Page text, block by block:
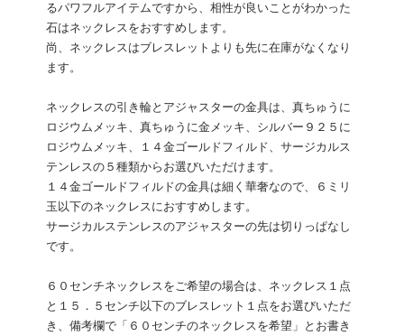
るパワフルアイテムですから、相性が良いことがわかった
石はネックレスをおすすめします。
尚、ネックレスはブレスレットよりも先に在庫がなくなり
ます。
ネックレスの引き輪とアジャスターの金具は、真ちゅうに
ロジウムメッキ、真ちゅうに金メッキ、シルバー９２５に
ロジウムメッキ、１４金ゴールドフィルド、サージカルス
テンレスの５種類からお選びいただけます。
１４金ゴールドフィルドの金具は細く華奢なので、６ミリ
玉以下のネックレスにおすすめします。
サージカルステンレスのアジャスターの先は切りっぱなし
です。
６０センチネックレスをご希望の場合は、ネックレス１点
と１５．５センチ以下のブレスレット１点をお選びいただ
き、備考欄で「６０センチのネックレスを希望」とお書き